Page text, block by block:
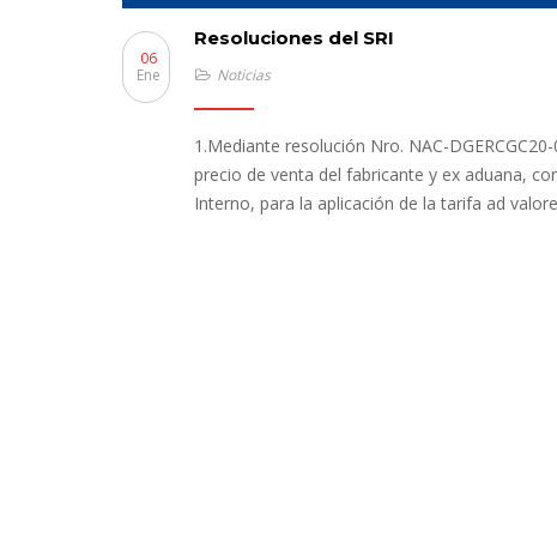
Resoluciones del SRI
06
Ene
Noticias
1.Mediante resolución Nro. NAC-
precio de venta del fabricante y ex aduana,
Interno, para la aplicación de la tarifa ad